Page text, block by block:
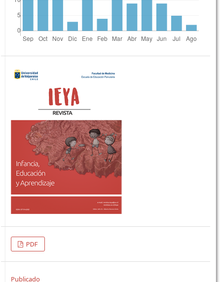
PDF
Publicado